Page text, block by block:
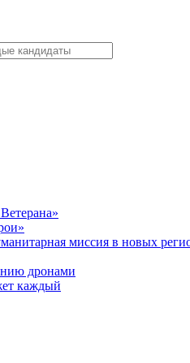
миссия в новых
дронами
каждый